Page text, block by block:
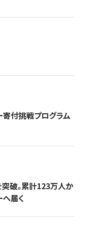
寄付挑戦プログラム
破。累計123万人か
届く